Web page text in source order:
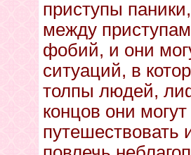
приступы
между
фобий, и они
ситуаций, в
толпы людей,
концов они
путешествовать